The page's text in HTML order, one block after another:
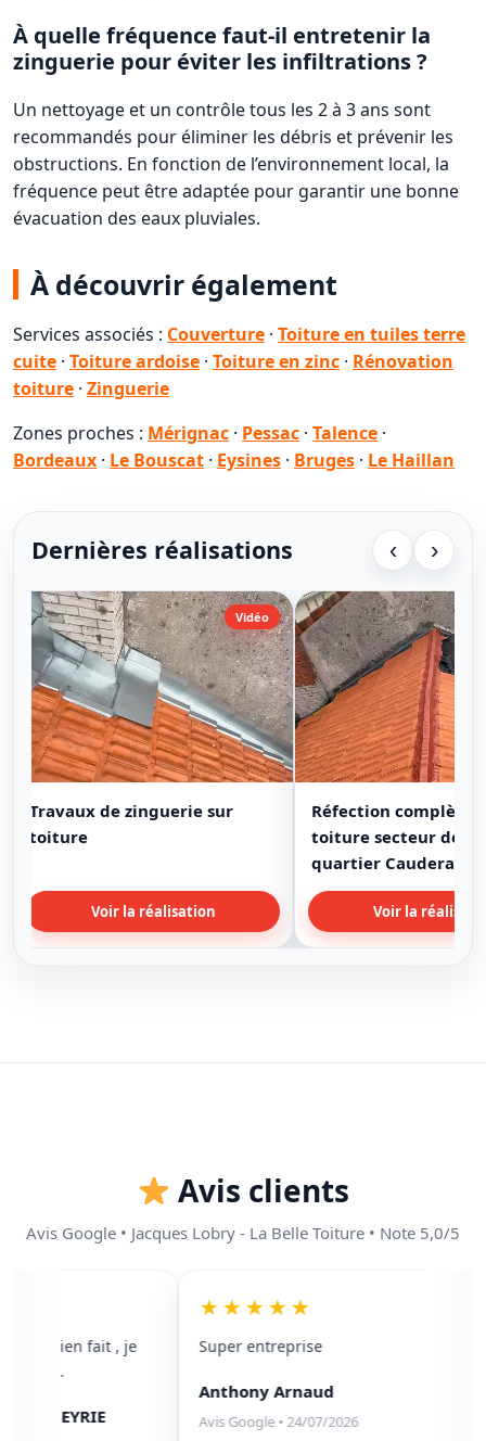
À quelle fréquence faut-il entretenir la
zinguerie pour éviter les infiltrations ?
Un nettoyage et un contrôle tous les 2 à 3 ans sont
recommandés pour éliminer les débris et prévenir les
obstructions. En fonction de l’environnement local, la
fréquence peut être adaptée pour garantir une bonne
évacuation des eaux pluviales.
À découvrir également
Services associés : Couverture · Toiture en tuiles terre
cuite · Toiture ardoise · Toiture en zinc · Rénovation
toiture · Zinguerie
Zones proches : Mérignac · Pessac · Talence ·
Bordeaux · Le Bouscat · Eysines · Bruges · Le Haillan
Dernières réalisations ‹ ›
Vidéo
Travaux de zinguerie sur
toiture
Voir la réalisation
Réfection complète
toiture secteur de
quartier Cauderan
Voir la
Avis clients
Avis Google • Jacques Lobry - La Belle Toiture • Note 5,0/5
bien fait , je
★★★★★
Super entreprise
Anthony Arnaud
Avis Google • 24/07/2026